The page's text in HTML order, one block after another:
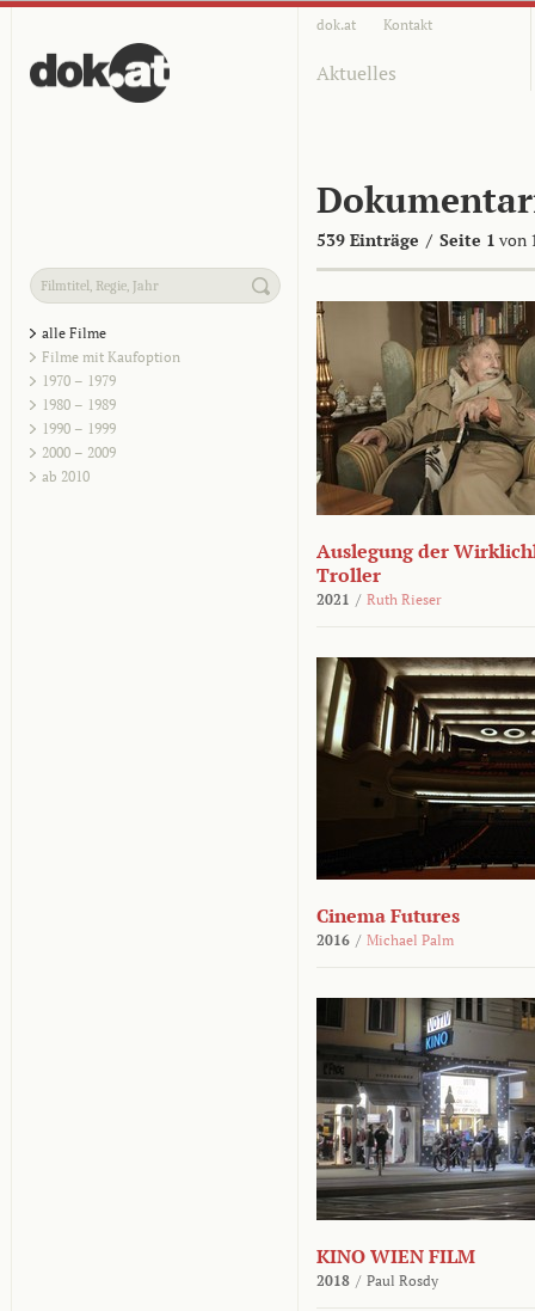
dok.at Kontakt
Aktuelles
539 Einträge / Seite 1 von
alle Filme
Filme mit Kaufoption
1970 – 1979
1980 – 1989
1990 – 1999
2000 – 2009
ab 2010
Auslegung der
Troller
2021 / Ruth Rieser
Cinema Futures
2016 / Michael Palm
KINO WIEN FILM
2018 / Paul Rosdy